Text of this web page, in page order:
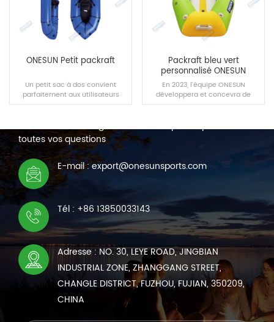
ONESUN Petit packraft
Un petit sac à dos convient
parfaitement aux utilisateurs
débutants, avec la portabilité et
LIRE LA SUITE
Packraft bleu vert
personnalisé ONESUN
En 2023, l'équipe ONESUN
développera et concevra de
manière indépendante une
acquis une technologie
NOUS CONTACTER
Nous sommes en ligne 7*24 heures pour répondre à
toutes vos questions
E-mail : export@onesunsports.com
Tél : +86 13850033143
Adresse : NO. 30, LEYE ROAD, JINGBIAN
INDUSTRIAL ZONE, ZHANGGANG STREET,
CHANGLE DISTRICT, FUZHOU, FUJIAN, 350209,
CHINA